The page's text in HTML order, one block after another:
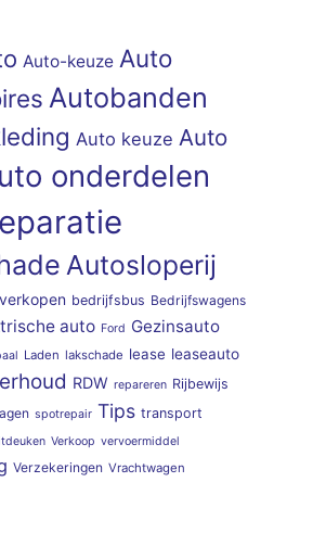
Auto-keuze Auto
Autobanden
Auto keuze Auto
onderdelen
Autosloperij
bedrijfsbus Bedrijfswagens
auto Ford Gezinsauto
Laden lakschade lease leaseauto
RDW repareren Rijbewijs
spotrepair Tips transport
Verkoop vervoermiddel
Verzekeringen Vrachtwagen